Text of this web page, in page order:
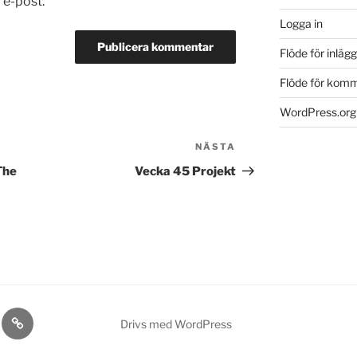
inlägg
NÄSTA
Vecka 45 Projekt
Logga in
Flöde för inlägg
Flöde för
WordPress.org
Nynäs Drivs med WordPress